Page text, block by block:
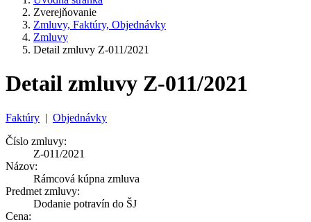
Zverejňovanie
Zmluvy, Faktúry, Objednávky
Zmluvy
Detail zmluvy Z-011/2021
Detail zmluvy Z-011/2021
Faktúry | Objednávky
Číslo zmluvy:
Z-011/2021
Názov:
Rámcová kúpna zmluva
Predmet zmluvy:
Dodanie potravín do ŠJ
Cena: